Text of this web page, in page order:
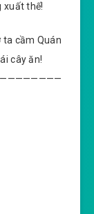
xuất thế!
ta cầm Quán
cây ăn!